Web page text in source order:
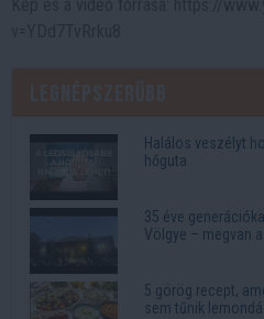
Halálos veszélyt
hőguta
35 éve
Völgye – megvan
5 görög recept,
sem tűnik